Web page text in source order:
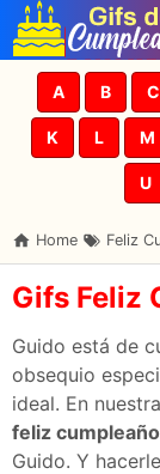
A B C
K L M
U
Home Feliz
Gifs Feliz
Guido está de
obsequio
ideal. En
feliz
Guido. Y